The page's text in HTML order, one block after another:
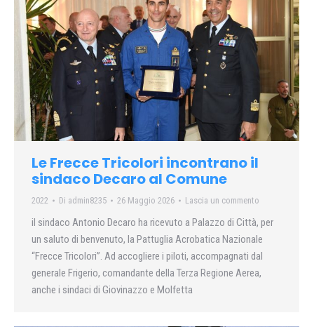
Le Frecce Tricolori incontrano il
sindaco Decaro al Comune
2022 Di admin8235 26 Maggio 2026 Lascia un commento
il sindaco Antonio Decaro ha ricevuto a Palazzo di Città, per
un saluto di benvenuto, la Pattuglia Acrobatica Nazionale
“Frecce Tricolori”. Ad accogliere i piloti, accompagnati dal
generale Frigerio, comandante della Terza Regione Aerea,
anche i sindaci di Giovinazzo e Molfetta